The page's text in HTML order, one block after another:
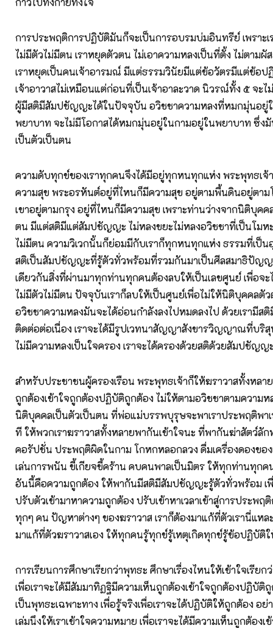
การประพฤติการปฏิบัติมันก็จะเป็นการอบรมบ่มอินทรีย์ เพราะเ
ไม่มีตัวไม่มีตน เราหยุดตัวตน ไม่เอาความหลงเป็นที่ตั้ง ไม่ตาม
เราหยุดเป็นคนเจ้าอารมณ์ มีแต่ธรรมวินัยมีแต่ข้อวัตรมีแต่ข้อปฏิ
เจ้าอาวาสไม่เหมือนแต่ก่อนที่เป็นเจ้าอาละวาด นิวรณ์ทั้ง ๕ จะไ
ผู้มีสติมีสัมปชัญญะได้ในปัจจุบัน อวิชชาความหลงที่หมกมุ่นอยู่
พยาบาท จะไม่มีโอกาสได้หมกมุ่นอยู่ในกามอยู่ในพยาบาท ซึ่ง
เป็นตัวเป็นตน
ความดับทุกข์ของเราทุกคนจึงได้มีอยู่ทุกหนทุกแห่ง พระพุทธเจ้
ความสุข พระอรหันต์อยู่ที่ไหนก็มีความสุข อยู่ตามพื้นดินอยู่ตาม
เขาอยู่ตามกรุง อยู่ที่ไหนก็มีความสุข เพราะท่านว่างจากนิติบุคค
ตน มีแต่สติมีแต่สัมปชัญญะ ไม่หลงขยะไม่หลงอวิชชาที่เป็นโมหะ
ไม่มีตน ความวิเวกนั้นก็ย่อมมีกับเราก็ทุกหนทุกแห่ง ธรรมที่เป็น
สติเป็นสัมปชัญญะที่รู้ตัวทั่วพร้อมที่รวมกันมาเป็นศีลสมาธิปัญ
เดียวกันสิ่งที่ผ่านมาทุกท่านทุกคนต้องลบให้เป็นเลขศูนย์ เพื่อจ
ไม่มีตัวไม่มีตน ปัจจุบันเราก็ลบให้เป็นศูนย์เพื่อไม่ให้นิติบุคคลตั
อวิชชาความหลงมันจะได้อ่อนกำลังลงไปหมดลงไป ด้วยเรามี
ติดต่อต่อเนื่อง เราจะได้มีรูปเวทนาสัญญาสังขารวิญญาณที่บริ
ไม่มีความหลงเป็นใจครอง เราจะได้ครองด้วยสติด้วยสัมปชัญ
สำหรับประชาชนผู้ครองเรือน พระพุทธเจ้าก็ให้ฆราวาสทั้งหลา
ถูกต้องเข้าใจถูกต้องปฏิบัติถูกต้อง ไม่ให้ตามอวิชชาตามความห
นิติบุคคลเป็นตัวเป็นตน ที่พ่อแม่บรรพบุรุษจะพาเราประพฤติพา
ที ให้พวกเราฆราวาสทั้งหลายพากันเข้าใจนะ ที่พากันฆ่าสัตว์ลั
คอรัปชั่น ประพฤติผิดในกาม โกหกหลอกลวง ดื่มเครื่องดองของ
เล่นการพนัน ขี้เกียจขี้คร้าน คบคนพาลเป็นมิตร ให้ทุกท่านทุกค
อันนี้คือความถูกต้อง ให้พากันมีสติมีสัมปชัญญะรู้ตัวทั่วพร้อม เ
ปรับตัวเข้ามาหาความถูกต้อง ปรับเข้าหาเวลาเข้าสู่การประพฤ
ทุกๆ คน ปัญหาต่างๆ ของฆราวาส เราก็ต้องมาแก้ที่ตัวเรานี่แหล
มาแก้ที่ตัวฆราวาสเอง ให้ทุกคนรู้ทุกข์รู้เหตุเกิดทุกข์รู้ข้อปฏิบัติ
การเรียนการศึกษาเรียกว่าพุทธะ ศึกษาเรื่องไหนให้เข้าใจเรีย
เพื่อเราจะได้มีสัมมาทิฏฐิมีความเห็นถูกต้องเข้าใจถูกต้องปฏิบัติ
เป็นพุทธะเฉพาะทาง เพื่อรู้จริงเพื่อเราจะได้ปฏิบัติให้ถูกต้อง อย่
เล่มนึงให้เราเข้าใจความหมาย เพื่อเราจะได้มีความเห็นถูกต้องเ